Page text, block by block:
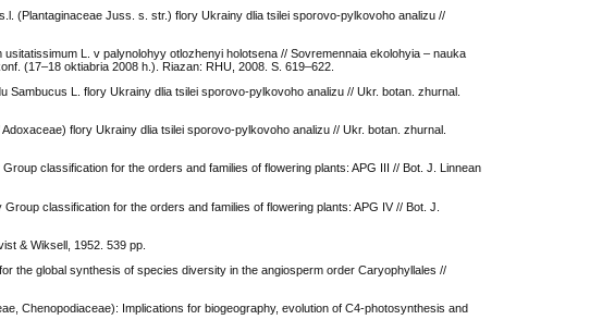
(Plantaginaceae Juss. s. str.) flory Ukrainy dlia tsilei sporovo-pylkovoho analizu //
L. v palynolohyy otlozhenyi holotsena // Sovremennaia ekolohyia – nauka
(17–18 oktiabria 2008 h.). Riazan: RHU, 2008. S. 619–622.
L. flory Ukrainy dlia tsilei sporovo-pylkovoho analizu // Ukr. botan. zhurnal.
flory Ukrainy dlia tsilei sporovo-pylkovoho analizu // Ukr. botan. zhurnal.
classification for the orders and families of flowering plants: APG III // Bot. J. Linnean
classification for the orders and families of flowering plants: APG IV // Bot. J.
& Wiksell, 1952. 539 pp.
the global synthesis of species diversity in the angiosperm order Caryophyllales //
Chenopodiaceae): Implications for biogeography, evolution of C4-photosynthesis and